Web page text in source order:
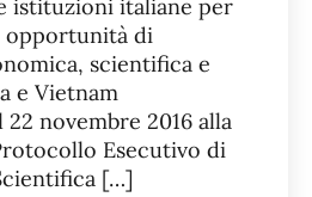
istituzioni italiane per
opportunità di
scientifica e
e Vietnam
novembre 2016 alla
Esecutivo di
[…]